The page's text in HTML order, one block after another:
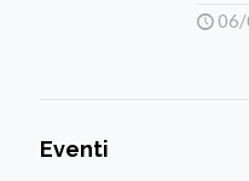
Eventi